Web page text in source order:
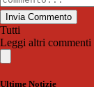
Invia Commento
Tutti
Leggi altri commenti
Ultime Notizie